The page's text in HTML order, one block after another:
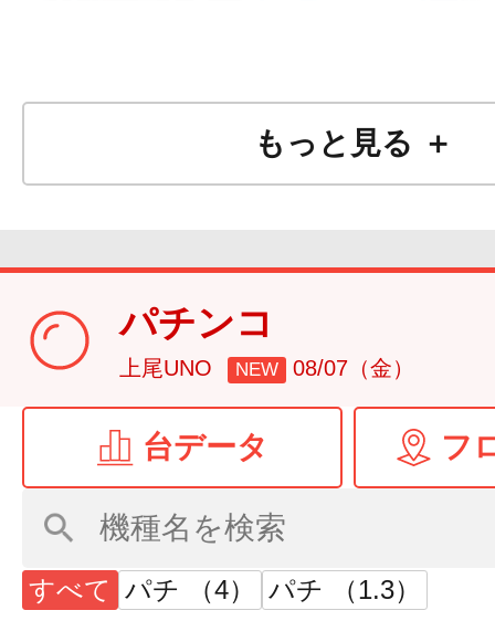
もっと見る ＋
パチンコ
上尾UNO NEW 08/07（金）
台データ フ
すべて パチ （4） パチ （1.3）